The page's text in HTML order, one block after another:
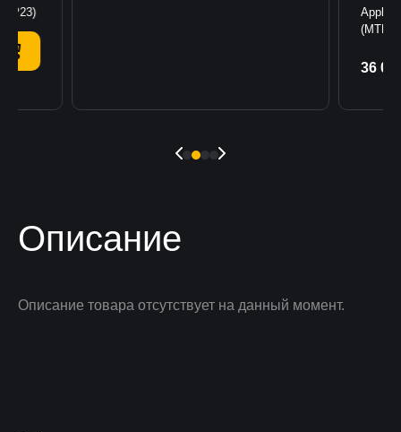
Apple
36
Описание
Описание товара отсутствует на данный момент.